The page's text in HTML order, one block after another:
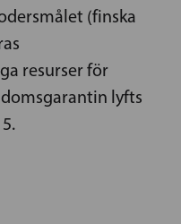
(finska
resurser för
lyfts